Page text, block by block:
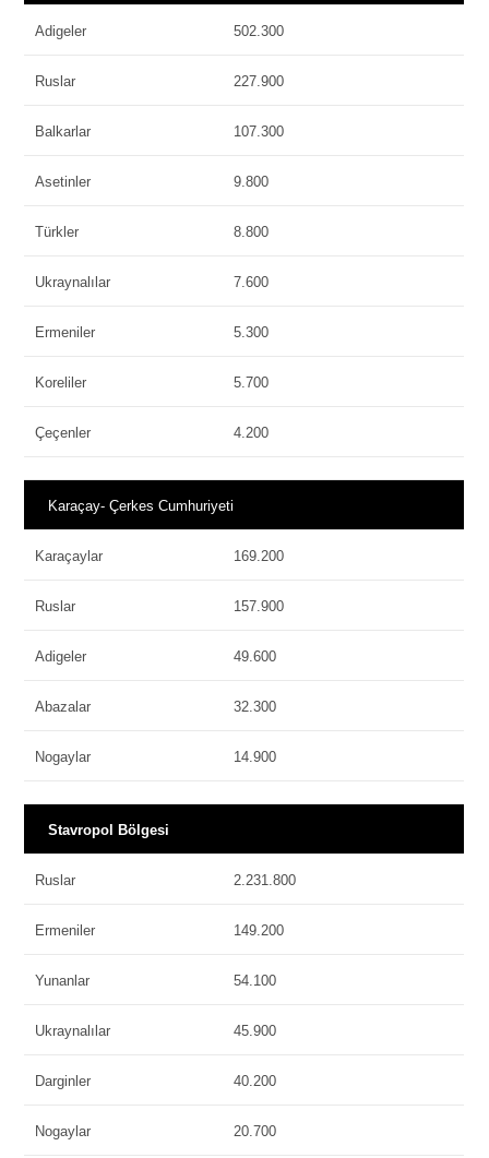
Adigeler 502.300
Ruslar 227.900
Balkarlar 107.300
Asetinler 9.800
Türkler 8.800
Ukraynalılar 7.600
Ermeniler 5.300
Koreliler 5.700
Çeçenler 4.200
Karaçay- Çerkes Cumhuriyeti
Karaçaylar 169.200
Ruslar 157.900
Adigeler 49.600
Abazalar 32.300
Nogaylar 14.900
Stavropol Bölgesi
Ruslar 2.231.800
Ermeniler 149.200
Yunanlar 54.100
Ukraynalılar 45.900
Darginler 40.200
Nogaylar 20.700